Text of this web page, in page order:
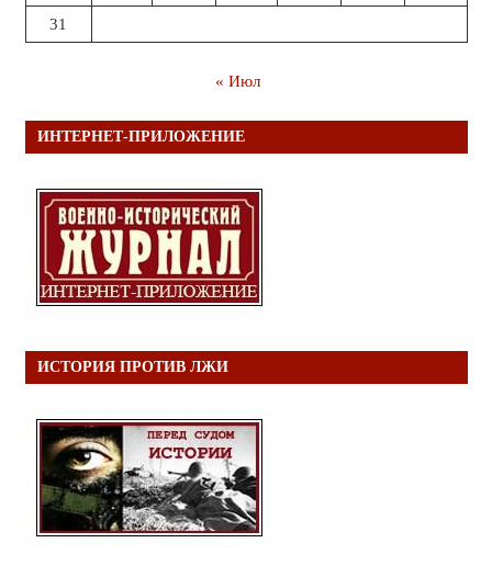
31
« Июл
ИНТЕРНЕТ-ПРИЛОЖЕНИЕ
ИСТОРИЯ ПРОТИВ ЛЖИ